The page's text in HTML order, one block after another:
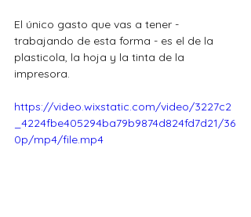
El único gasto que vas a tener -
trabajando de esta forma - es el de la
plasticola, la hoja y la tinta de la
impresora.
https://video.wixstatic.com/video/3227c2
_4224fbe405294ba79b9874d824fd7d21/36
0p/mp4/file.mp4